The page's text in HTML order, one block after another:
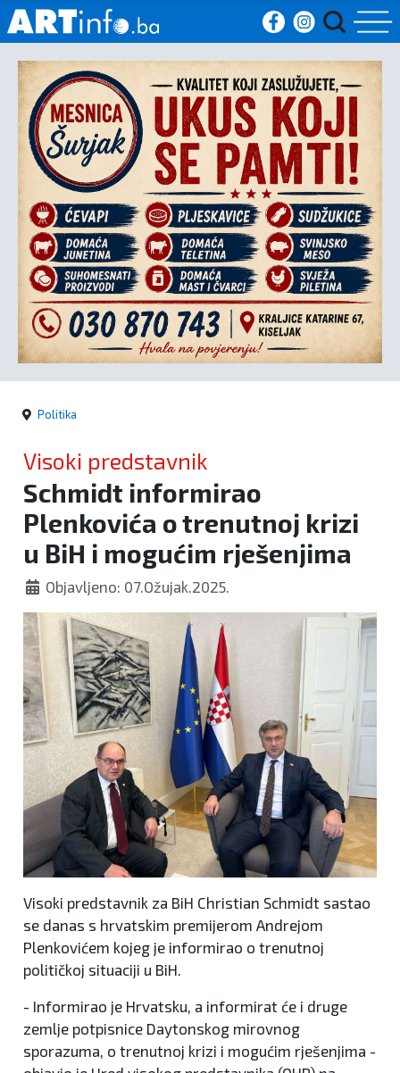
Početna
Vijesti
Sport
Kultura
Crna
kronika
Politika
Politika
Visoki predstavnik
Schmidt informirao
Plenkovića o trenutnoj krizi
u BiH i mogućim rješenjima
Objavljeno: 07.Ožujak.2025.
Visoki predstavnik za BiH Christian Schmidt sastao
se danas s hrvatskim premijerom Andrejom
Plenkovićem kojeg je informirao o trenutnoj
političkoj situaciji u BiH.
- Informirao je Hrvatsku, a informirat će i druge
zemlje potpisnice Daytonskog mirovnog
sporazuma, o trenutnoj krizi i mogućim rješenjima -